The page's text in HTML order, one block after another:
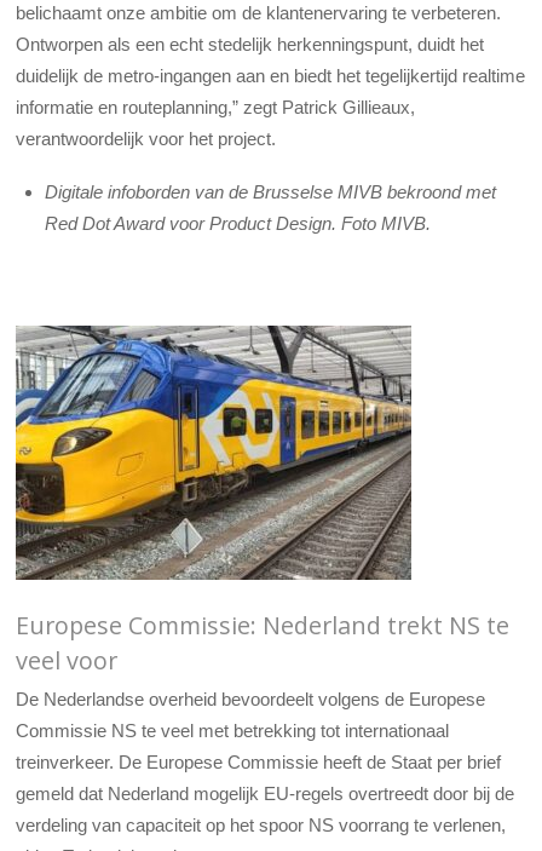
belichaamt onze ambitie om de klantenervaring te verbeteren.
Ontworpen als een echt stedelijk herkenningspunt, duidt het
duidelijk de metro-ingangen aan en biedt het tegelijkertijd realtime
informatie en routeplanning,” zegt Patrick Gillieaux,
verantwoordelijk voor het project.
Digitale infoborden van de Brusselse MIVB bekroond met
Red Dot Award voor Product Design. Foto MIVB.
Europese Commissie: Nederland trekt NS te
veel voor
De Nederlandse overheid bevoordeelt volgens de Europese
Commissie NS te veel met betrekking tot internationaal
treinverkeer. De Europese Commissie heeft de Staat per brief
gemeld dat Nederland mogelijk EU-regels overtreedt door bij de
verdeling van capaciteit op het spoor NS voorrang te verlenen,